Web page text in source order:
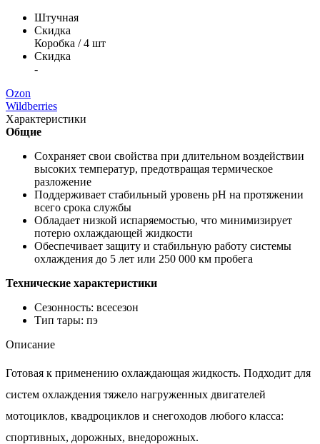
Штучная
Скидка
Коробка / 4 шт
Скидка
-
Ozon
Wildberries
Характеристики
Общие
Сохраняет свои свойства при длительном воздействии
высоких температур, предотвращая термическое
разложение
Поддерживает стабильный уровень pH на протяжении
всего срока службы
Обладает низкой испаряемостью, что минимизирует
потерю охлаждающей жидкости
Обеспечивает защиту и стабильную работу системы
охлаждения до 5 лет или 250 000 км пробега
Технические характеристики
Сезонность: всесезон
Тип тары: пэ
Описание
Готовая к применению охлаждающая жидкость. Подходит для
систем охлаждения тяжело нагруженных двигателей
мотоциклов, квадроциклов и снегоходов любого класса:
спортивных, дорожных, внедорожных.